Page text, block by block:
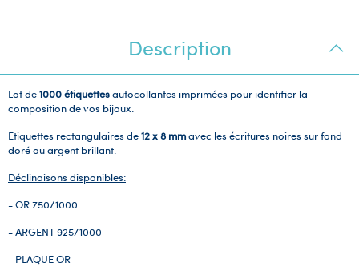
Description
Lot de1000 étiquettesautocollantes imprimées pour identifier la
composition de vos bijoux.
Etiquettes rectangulaires de12 x 8 mmavec les écritures noires sur fond
doré ou argent brillant.
Déclinaisons disponibles:
- OR 750/1000
- ARGENT 925/1000
- PLAQUE OR